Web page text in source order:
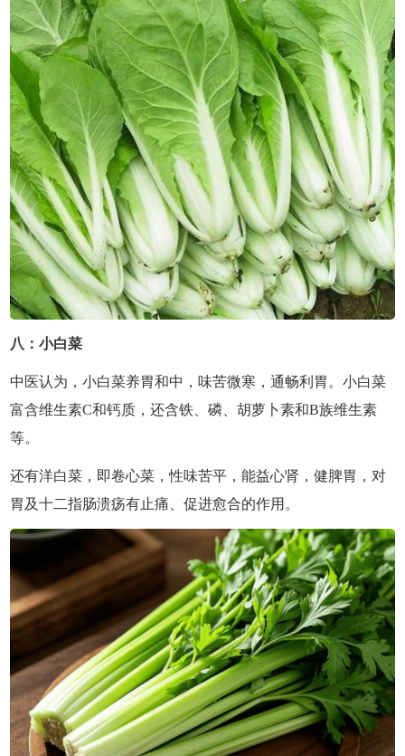
八：小白菜
中医认为，小白菜养胃和中，味苦微寒，通畅利胃。小白菜
富含维生素C和钙质，还含铁、磷、胡萝卜素和B族维生素
等。
还有洋白菜，即卷心菜，性味苦平，能益心肾，健脾胃，对
胃及十二指肠溃疡有止痛、促进愈合的作用。